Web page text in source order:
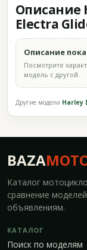
Описание
Electra
Описание
Посмотрите
модель с другой.
Другие модели Harley
BAZA
Каталог
сравнение
объявлениям.
КАТАЛОГ
Поиск по моделям